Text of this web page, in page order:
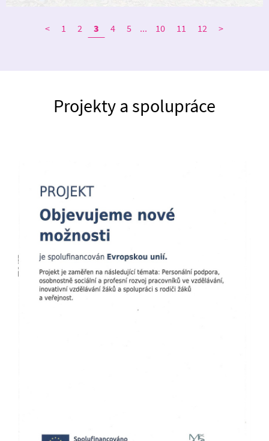
< 1 2 3 4 5 ... 10 11 12 >
Projekty a spolupráce